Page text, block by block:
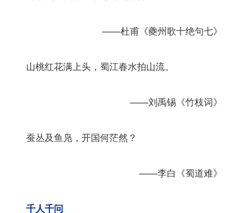
——杜甫《夔州歌十绝句七》
山桃红花满上头，蜀江春水拍山流。
——刘禹锡《竹枝词》
蚕丛及鱼凫，开国何茫然？
——李白《蜀道难》
千人千问